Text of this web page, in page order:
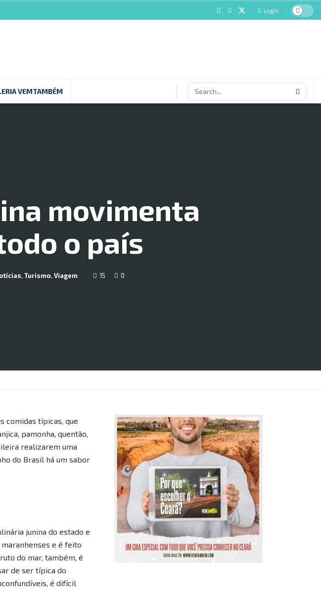
Login
VEMTAMBÉM
movimenta
o país
, Turismo, Viagem 15 0
comidas típicas, que
pamonha, quentão,
realizarem uma
do Brasil há um sabor
junina do estado e
e é feito
do mar, também, é
de ser típica do
é difícil